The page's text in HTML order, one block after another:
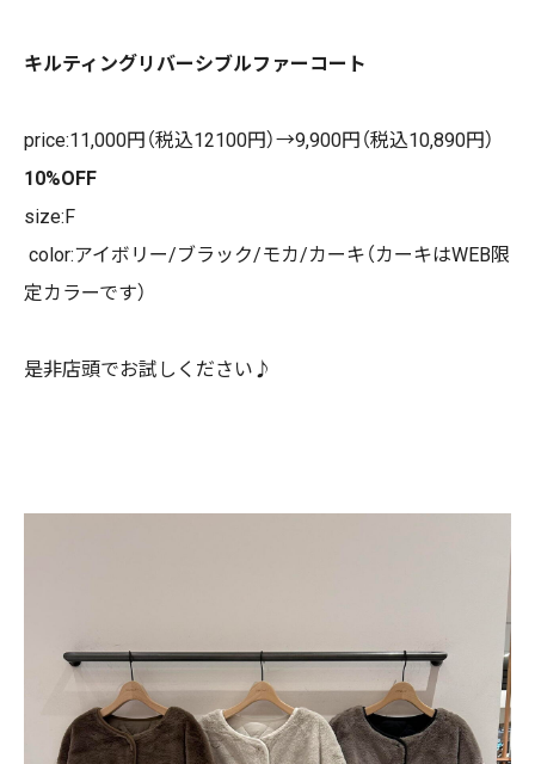
キルティングリバーシブルファーコート
price:11,000円（税込12100円）→9,900円（税込10,890円）
10%OFF
size:F
color:アイボリー/ブラック/モカ/カーキ（カーキはWEB限
定カラーです）
是非店頭でお試しください♪